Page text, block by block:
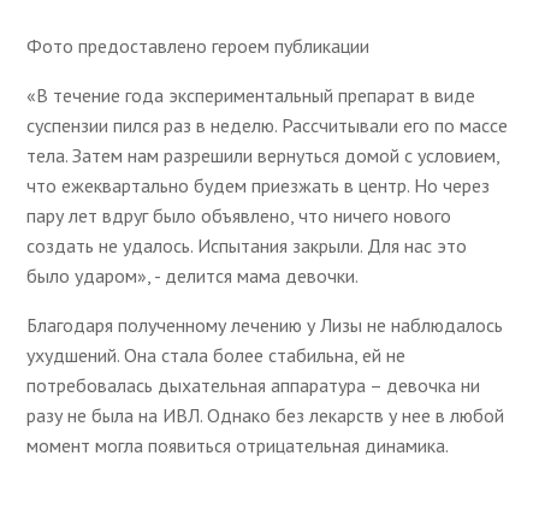
Фото предоставлено героем публикации
«В течение года экспериментальный препарат в виде
суспензии пился раз в неделю. Рассчитывали его по массе
тела. Затем нам разрешили вернуться домой с условием,
что ежеквартально будем приезжать в центр. Но через
пару лет вдруг было объявлено, что ничего нового
создать не удалось. Испытания закрыли. Для нас это
было ударом», - делится мама девочки.
Благодаря полученному лечению у Лизы не наблюдалось
ухудшений. Она стала более стабильна, ей не
потребовалась дыхательная аппаратура – девочка ни
разу не была на ИВЛ. Однако без лекарств у нее в любой
момент могла появиться отрицательная динамика.